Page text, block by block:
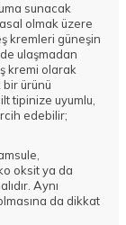
sunacak
olmak üzere
kremleri güneşin
ulaşmadan
kremi olarak
ürünü
tipinize uyumlu,
edebilir;
oksit ya da
Aynı
da dikkat